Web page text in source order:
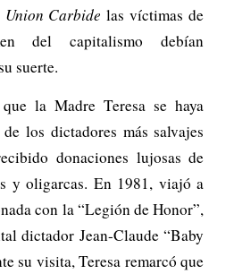
Union Carbide las víctimas de
del capitalismo debían
suerte.
la Madre Teresa se haya
los dictadores más salvajes
donaciones lujosas de
y oligarcas. En 1981, viajó a
con la “Legión de Honor”,
dictador Jean-Claude “Baby
su visita, Teresa remarcó que